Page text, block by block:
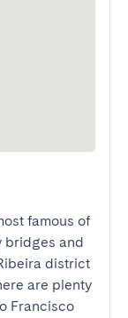
famous of
bridges and
district
are plenty
Francisco